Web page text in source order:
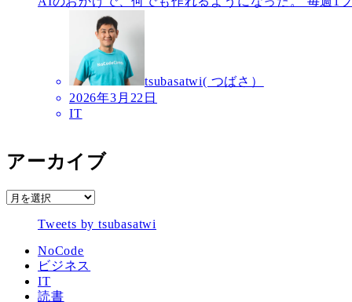
tsubasatwi( つばさ）
2026年3月22日
IT
アーカイブ
ア
Tweets by tsubasatwi
NoCode
ビジネス
IT
読書